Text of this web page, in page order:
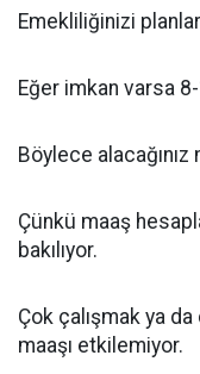
Emekliliğinizi
Eğer imkan varsa
Böylece alacağınız
Çünkü maaş
bakılıyor.
Çok çalışmak ya
maaşı etkilemiyor.